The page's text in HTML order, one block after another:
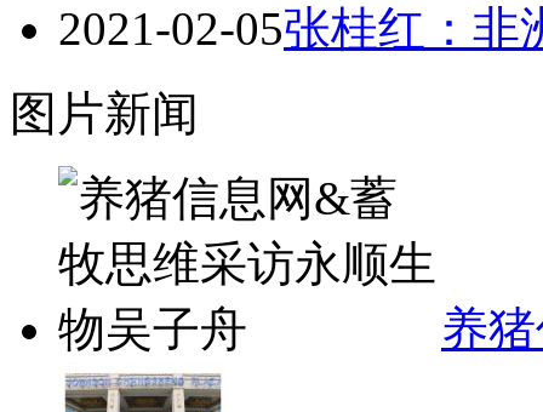
2021-02-05张桂红：非
图片新闻
养